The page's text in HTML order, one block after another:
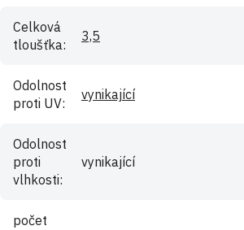
Celková
tloušťka:
3,5
Odolnost
proti UV:
vynikající
Odolnost
proti
vlhkosti:
vynikající
počet